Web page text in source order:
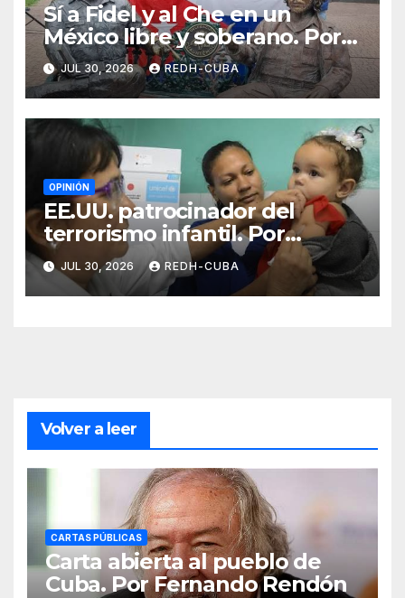
Sí a Fidel y al Che en un
México libre y soberano. Por
Luis Manuel Arce Issac
JUL 30, 2026 REDH-CUBA
OPINIÓN
EE.UU. patrocinador del
terrorismo infantil. Por
Ramón Pedregal Casanova
JUL 30, 2026 REDH-CUBA
Volver a leer
CARTAS PÚBLICAS
Carta abierta al pueblo de
Cuba. Por Fernando Rendón